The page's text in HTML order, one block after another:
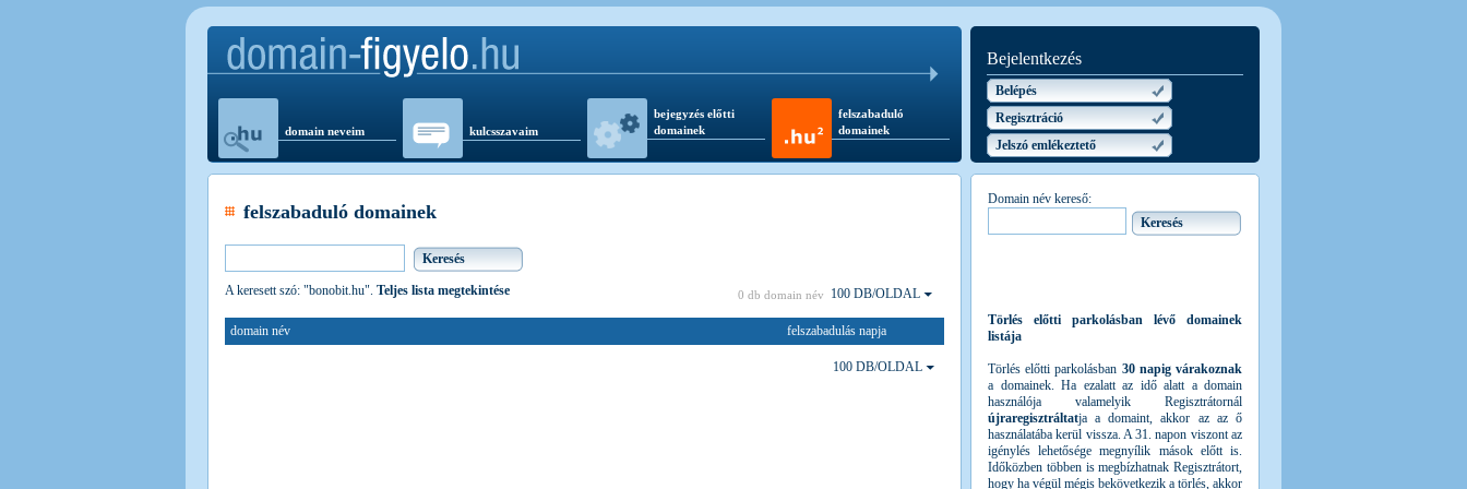
domain neveim kulcsszavaim
bejegyzés előtti
domainek
felszabaduló
domainek
Bejelentkezés
Belépés
Regisztráció
Jelszó emlékeztető
felszabaduló domainek
A keresett szó: "bonobit.hu". Teljes lista megtekintése 0 db domain név 100 DB/OLDAL
domain név felszabadulás napja
100 DB/OLDAL
Domain név kereső:
Törlés előtti parkolásban lévő domainek
listája
Törlés előtti parkolásban 30 napig várakoznak
a domainek. Ha ezalatt az idő alatt a domain
használója valamelyik Regisztrátornál
újraregisztráltatja a domaint, akkor az az ő
használatába kerül vissza. A 31. napon viszont az
igénylés lehetősége megnyílik mások előtt is.
Időközben többen is megbízhatnak Regisztrátort,
hogy ha végül mégis bekövetkezik a törlés, akkor